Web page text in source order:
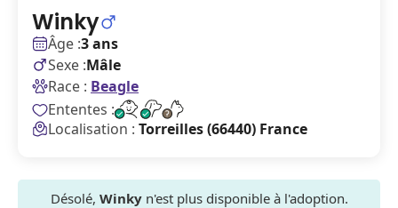
Winky
Âge :3 ans
Sexe :Mâle
Race : Beagle
Ententes :
Localisation : Torreilles (66440) France
Désolé, Winkyn'est plus disponible à l'adoption.